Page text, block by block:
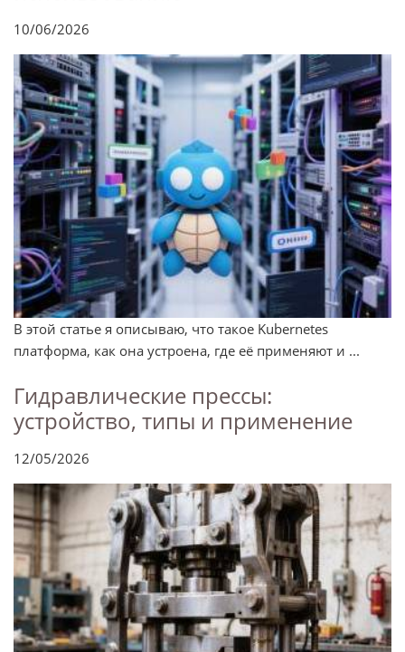
10/06/2026
В этой статье я описываю, что такое Kubernetes
платформа, как она устроена, где её применяют и ...
Гидравлические прессы:
устройство, типы и применение
12/05/2026